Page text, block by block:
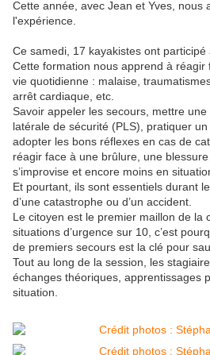
Cette année, avec Jean et Yves, nous
l'expérience.
Ce samedi, 17 kayakistes ont participé
Cette formation nous apprend à réagir
vie quotidienne : malaise,
arrêt cardiaque, etc.
Savoir appeler les secours, mettre
latérale de sécurité (PLS), pratiquer
adopter les bons réflexes en cas de
réagir face à une brûlure, une
s’improvise et encore moins en
Et pourtant, ils sont essentiels durant
d’une catastrophe ou d’un accident.
Le citoyen est le premier maillon de la
situations d’urgence sur 10, c’est
de premiers secours est la clé pour
Tout au long de la session, les
échanges théoriques, apprentissages
situation.